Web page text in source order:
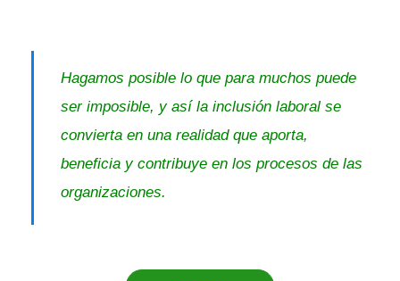
Hagamos posible lo que para muchos puede
ser imposible, y así la inclusión laboral se
convierta en una realidad que aporta,
beneficia y contribuye en los procesos de las
organizaciones.